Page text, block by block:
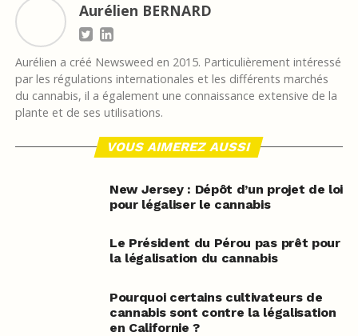
Aurélien BERNARD
Aurélien a créé Newsweed en 2015. Particulièrement intéressé
par les régulations internationales et les différents marchés
du cannabis, il a également une connaissance extensive de la
plante et de ses utilisations.
VOUS AIMEREZ AUSSI
New Jersey : Dépôt d’un projet de loi
pour légaliser le cannabis
Le Président du Pérou pas prêt pour
la légalisation du cannabis
Pourquoi certains cultivateurs de
cannabis sont contre la légalisation
en Californie ?